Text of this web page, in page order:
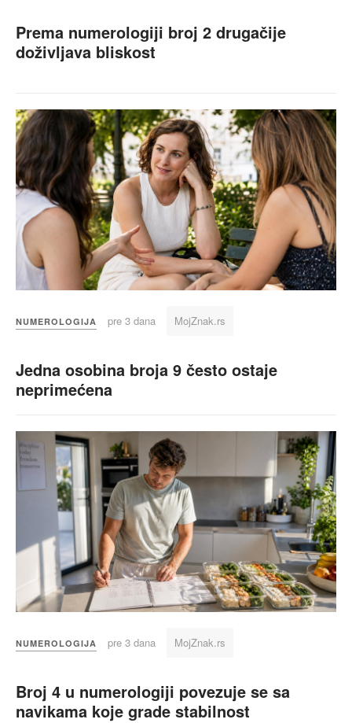
Prema numerologiji broj 2 drugačije
doživljava bliskost
NUMEROLOGIJA pre 3 dana MojZnak.rs
Jedna osobina broja 9 često ostaje
neprimećena
NUMEROLOGIJA pre 3 dana MojZnak.rs
Broj 4 u numerologiji povezuje se sa
navikama koje grade stabilnost